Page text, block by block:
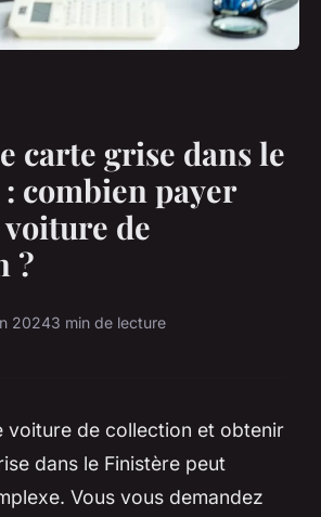
carte grise dans le
combien payer
de
?
20243 min de lecture
voiture de collection et obtenir
dans le Finistère peut
Vous vous demandez